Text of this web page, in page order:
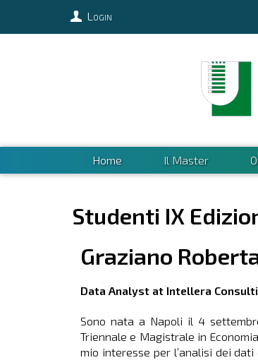
Login
Home Il Master
Studenti IX
Graziano
Data Analyst at Intellera
Sono nata a Napoli il 4
Triennale e Magistrale in
mio interesse per l’analisi dei